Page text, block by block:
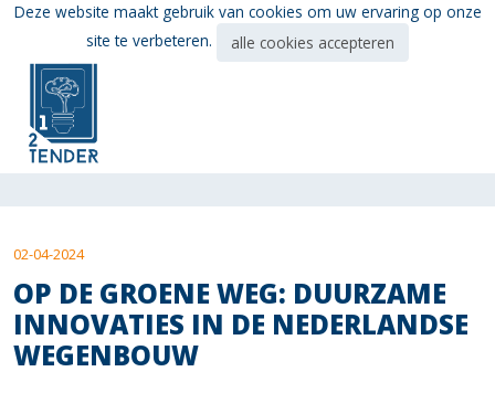
Ga
naar
hoofdinhoud
deze
pagina.
Deze website maakt gebruik van cookies om uw ervaring op onze
site te verbeteren.
alle cookies accepteren
02-04-2024
OP DE GROENE WEG: DUURZAME
INNOVATIES IN DE NEDERLANDSE
WEGENBOUW